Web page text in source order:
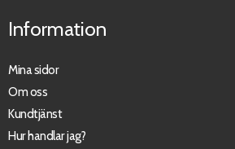
Information
Mina sidor
Om oss
Kundtjänst
Hur handlar jag?